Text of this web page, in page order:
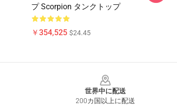
プ Scorpion タンクトップ
￥354,525 $24.45
世界中に配送
200カ国以上に配送